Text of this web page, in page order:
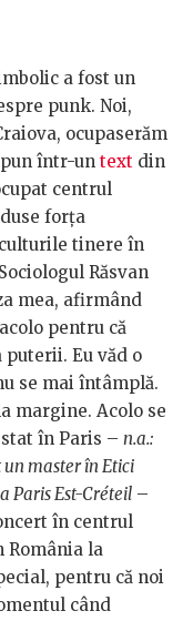
a fost un
punk. Noi,
ocupaserăm
într-un text din
centrul
forța
tinere în
Răsvan
mea, afirmând
pentru că
Eu văd o
se mai întâmplă.
margine. Acolo se
stat în Paris – n.a.:
master în Etici
Paris Est-Créteil –
în centrul
România la
pentru că noi
când